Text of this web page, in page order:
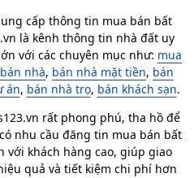
trọ Đà Nẵng phù hợp với
có khả năng tạo ra dòng
Nẵng hiện nay bao
hiện nay dao động chủ yếu
khúc nhà trọ cấp 4 giá rẻ hay
cấp thông tin mua bán bất
là kênh thông tin nhà đất uy
với các chuyên mục như: mua
nhà, bán nhà mặt tiền, bán
án, bán nhà trọ, bán khách sạn.
rất phong phú, tha hồ để
nhu cầu đăng tin mua bán bất
với khách hàng cao, giúp giao
quả và tiết kiệm chi phí hơn